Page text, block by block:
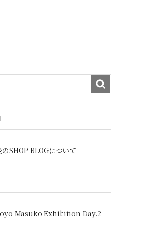
のSHOP BLOGについて
Masuko Exhibition Day.2